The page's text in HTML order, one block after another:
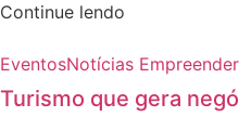
Continue lendo
EventosNotícias Empreender
Turismo que gera